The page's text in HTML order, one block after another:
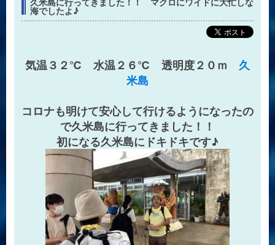
海でしたよ♪
気温３２℃ 水温２６℃ 透明度２０ｍ 久
米島
コロナも明けて安心して行けるようになったの
で久米島に行ってきました！！
初になる久米島にドキドキです♪